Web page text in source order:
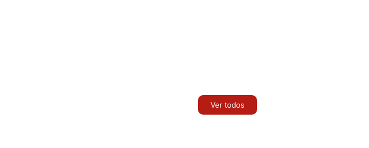
Ver todos